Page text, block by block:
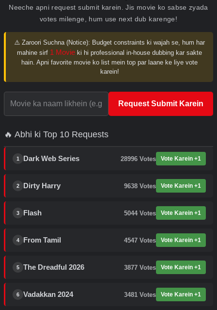
Neeche apni request submit karein. Jis movie ko sabse zyada
votes milenge, hum use next dub karenge!
⚠️ Zaroori Suchna (Notice): Budget constraints ki wajah se, hum har
mahine sirf 1 Movie ki hi professional in-house dubbing kar sakte
hain. Apni favorite movie ko list mein top par laane ke liye vote
karein!
Request Submit Karein
🔥 Abhi ki Top 10 Requests
1 Dark Web Series 28996 Votes Vote Karein +1
2 Dirty Harry 9638 Votes Vote Karein +1
3 Flash 5044 Votes Vote Karein +1
4 From Tamil 4547 Votes Vote Karein +1
5 The Dreadful 2026 3877 Votes Vote Karein +1
6 Vadakkan 2024 3481 Votes Vote Karein +1